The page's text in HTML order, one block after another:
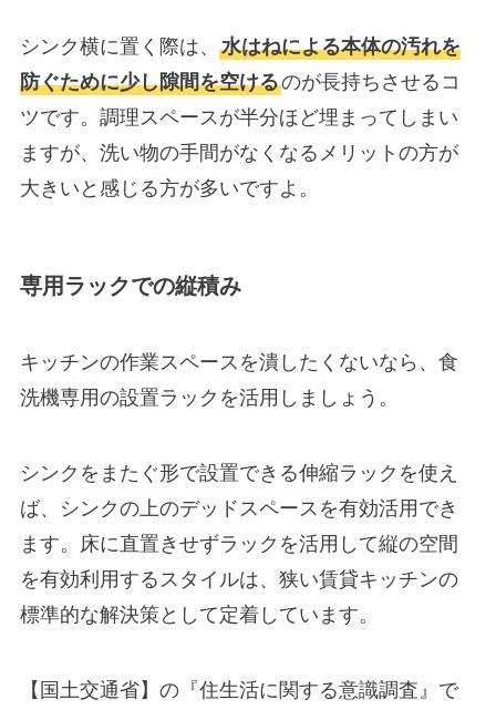
シンク横に置く際は、 水はねによる本体の汚れを
防ぐために少し隙間を空けるのが長持ちさせるコ
ツです。調理スペースが半分ほど埋まってしまい
ますが、洗い物の手間がなくなるメリットの方が
大きいと感じる方が多いですよ。
専用ラックでの縦積み
キッチンの作業スペースを潰したくないなら、食
洗機専用の設置ラックを活用しましょう。
シンクをまたぐ形で設置できる伸縮ラックを使え
ば、シンクの上のデッドスペースを有効活用でき
ます。床に直置きせずラックを活用して縦の空間
を有効利用するスタイルは、狭い賃貸キッチンの
標準的な解決策として定着しています。
【国土交通省】の『住生活に関する意識調査』で